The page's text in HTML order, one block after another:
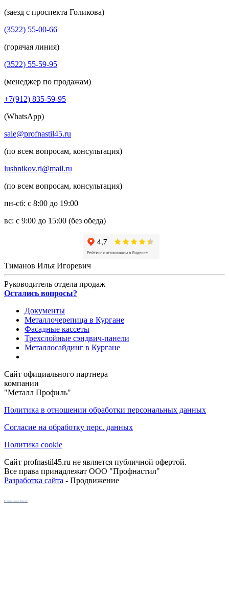
(заезд с проспекта Голикова)
(3522) 55-00-66
(горячая линия)
(3522) 55-59-95
(менеджер по продажам)
+7(912) 835-59-95
(WhatsApp)
sale@profnastil45.ru
(по всем вопросам, консультация)
lushnikov.ri@mail.ru
(по всем вопросам, консультация)
пн-сб: с 8:00 до 19:00
вс: с 9:00 до 15:00 (без обеда)
Тиманов Илья Игоревич
Руководитель отдела продаж
Остались вопросы?
Документы
Металлочерепица в Кургане
Фасадные кассеты
Трехслойные сэндвич-панели
Металлосайдинг в Кургане
Сайт официального партнера
компании
"Металл Профиль"
Политика в отношении обработки персональных данных
Согласие на обработку перс. данных
Политика cookie
Сайт profnastil45.ru не является публичной офертой.
Все права принадлежат ООО "Профнастил"
Разработка сайта - Продвижение
Кухни на заказ в Кургане